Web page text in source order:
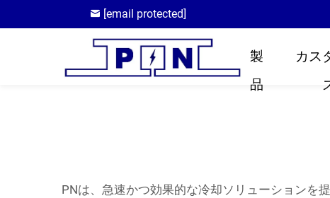
[email protected]
製
品
カス
PNは、急速かつ効果的な冷却ソリューションを